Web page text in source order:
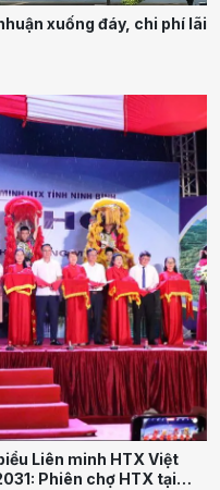
xuống đáy, chi phí lãi
Liên minh HTX Việt
Phiên chợ HTX tại